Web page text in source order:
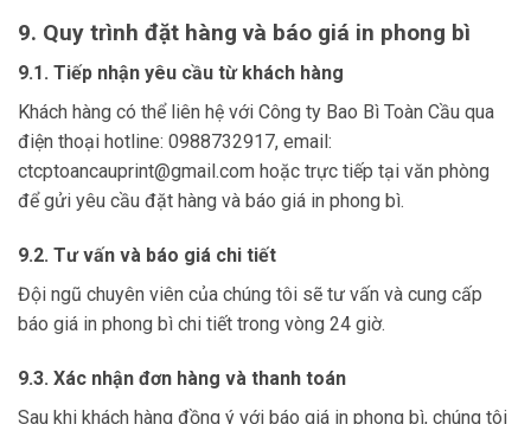
9. Quy trình đặt hàng và báo giá in phong bì
9.1. Tiếp nhận yêu cầu từ khách hàng
Khách hàng có thể liên hệ với Công ty Bao Bì Toàn Cầu qua
điện thoại hotline: 0988732917, email:
ctcptoancauprint@gmail.com hoặc trực tiếp tại văn phòng
để gửi yêu cầu đặt hàng và báo giá in phong bì.
9.2. Tư vấn và báo giá chi tiết
Đội ngũ chuyên viên của chúng tôi sẽ tư vấn và cung cấp
báo giá in phong bì chi tiết trong vòng 24 giờ.
9.3. Xác nhận đơn hàng và thanh toán
Sau khi khách hàng đồng ý với báo giá in phong bì, chúng tôi